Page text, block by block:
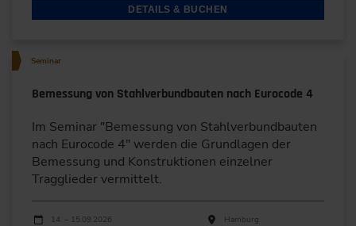
DETAILS & BUCHEN
Seminar
Bemessung von Stahlverbundbauten nach Eurocode 4
Im Seminar "Bemessung von Stahlverbundbauten
nach Eurocode 4" werden die Grundlagen der
Bemessung und Konstruktionen einzelner
Tragglieder vermittelt.
Durchführungen
Veranstaltungsdatum
14. – 15.09.2026
Hamburg